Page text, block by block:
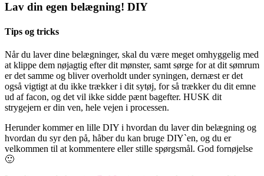
Lav din egen belægning! DIY
Tips og tricks
Når du laver dine belægninger, skal du være meget omhyggelig med
at klippe dem nøjagtig efter dit mønster, samt sørge for at dit sømrum
er det samme og bliver overholdt under syningen, dernæst er det
også vigtigt at du ikke trækker i dit sytøj, for så trækker du dit emne
ud af facon, og det vil ikke sidde pænt bagefter. HUSK dit
strygejern er din ven, hele vejen i processen.
Herunder kommer en lille DIY i hvordan du laver din belægning og
hvordan du syr den på, håber du kan bruge DIY`en, og du er
velkommen til at kommentere eller stille spørgsmål. God fornøjelse
🙂